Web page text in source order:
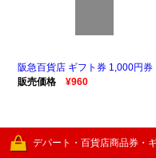
阪急百貨店 ギフト券 1,000円券
販売価格
¥960
デパート・百貨店商品券・